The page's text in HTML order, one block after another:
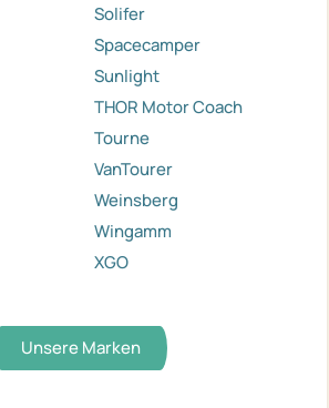
Solifer
Spacecamper
Sunlight
THOR Motor Coach
Tourne
VanTourer
Weinsberg
Wingamm
XGO
Unsere Marken